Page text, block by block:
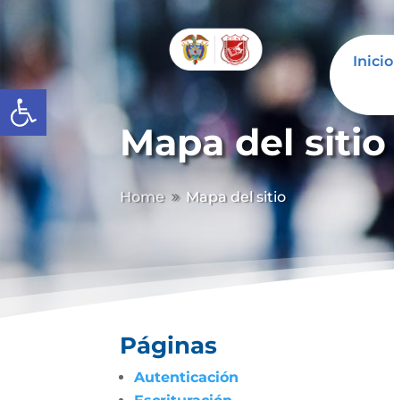
Abrir barra de herramientas
Inicio
Mapa del sitio
Home 9 Mapa del sitio
Páginas
Autenticación